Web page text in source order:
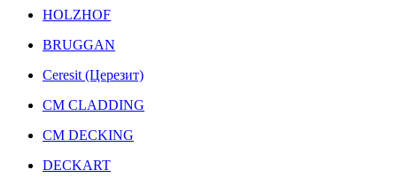
HOLZHOF
BRUGGAN
Ceresit (Церезит)
CM CLADDING
CM DECKING
DECKART